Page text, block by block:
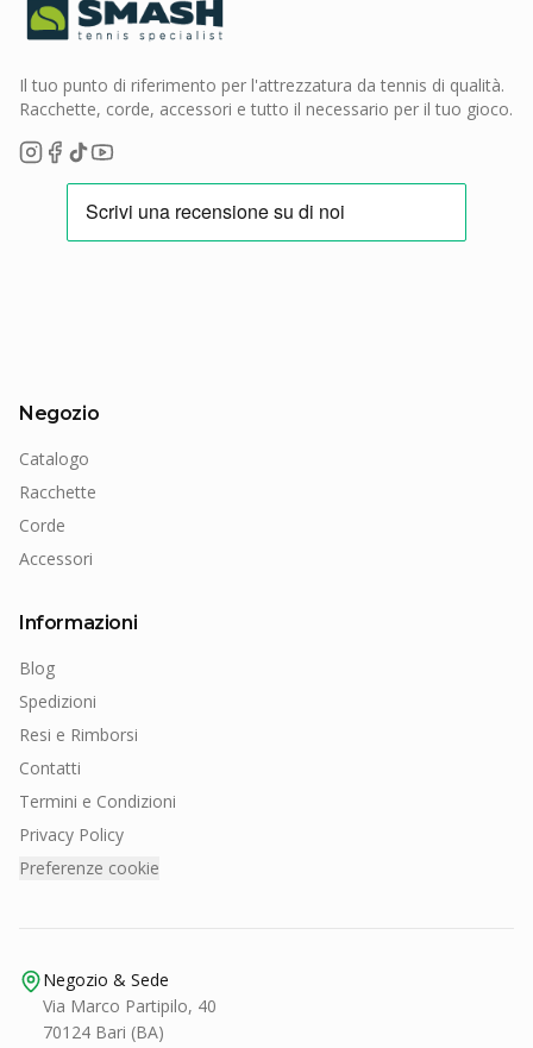
Il tuo punto di riferimento per l'attrezzatura da tennis di qualità.
Racchette, corde, accessori e tutto il necessario per il tuo gioco.
Negozio
Catalogo
Racchette
Corde
Accessori
Informazioni
Blog
Spedizioni
Resi e Rimborsi
Contatti
Termini e Condizioni
Privacy Policy
Preferenze cookie
Negozio & Sede
Via Marco Partipilo, 40
70124 Bari (BA)